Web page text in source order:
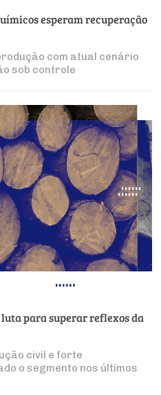
esperam recuperação
com atual cenário
sob controle
para superar reflexos da
civil e forte
o segmento nos últimos